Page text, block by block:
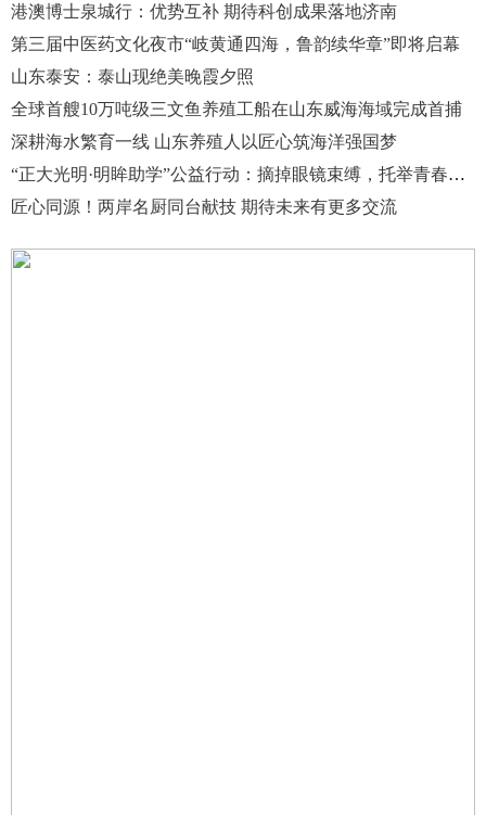
港澳博士泉城行：优势互补 期待科创成果落地济南
第三届中医药文化夜市“岐黄通四海，鲁韵续华章”即将启幕
山东泰安：泰山现绝美晚霞夕照
全球首艘10万吨级三文鱼养殖工船在山东威海海域完成首捕
深耕海水繁育一线 山东养殖人以匠心筑海洋强国梦
“正大光明·明眸助学”公益行动：摘掉眼镜束缚，托举青春梦想
匠心同源！两岸名厨同台献技 期待未来有更多交流